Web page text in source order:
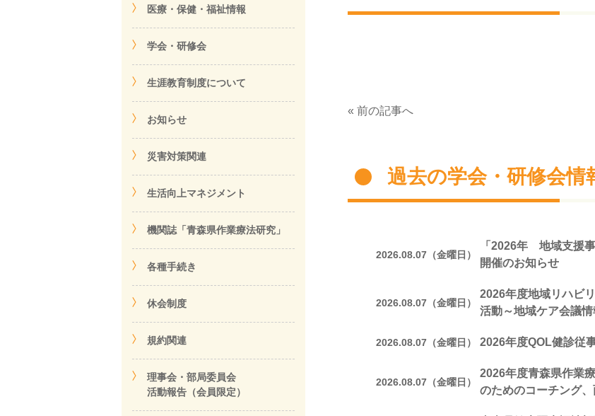
« 前の記事へ
過去の学会・研修会情
2026.08.07（金曜日）
「2026年 地域支援
開催のお知らせ
2026.08.07（金曜日）
2026年度地域リハビ
活動～地域ケア会議
2026.08.07（金曜日） 2026年度QOL健診従
2026.08.07（金曜日）
2026年度青森県作業
のためのコーチング
医療・保健・福祉情報
学会・研修会
生涯教育制度について
お知らせ
災害対策関連
生活向上マネジメント
機関誌「青森県作業療法研究」
各種手続き
休会制度
規約関連
理事会・部局委員会
活動報告（会員限定）